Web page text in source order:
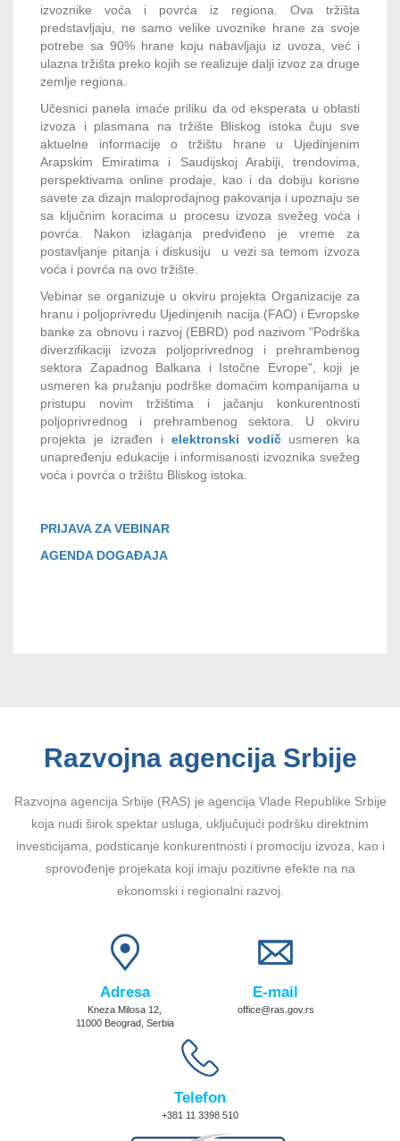
izvoznike voća i povrća iz regiona. Ova tržišta
predstavljaju, ne samo velike uvoznike hrane za svoje
potrebe sa 90% hrane koju nabavljaju iz uvoza, već i
ulazna tržišta preko kojih se realizuje dalji izvoz za druge
zemlje regiona.
Učesnici panela imaće priliku da od eksperata u oblasti
izvoza i plasmana na tržište Bliskog istoka čuju sve
aktuelne informacije o tržištu hrane u Ujedinjenim
Arapskim Emiratima i Saudijskoj Arabiji, trendovima,
perspektivama online prodaje, kao i da dobiju korisne
savete za dizajn maloprodajnog pakovanja i upoznaju se
sa ključnim koracima u procesu izvoza svežeg voća i
povrća. Nakon izlaganja predviđeno je vreme za
postavljanje pitanja i diskusiju u vezi sa temom izvoza
voća i povrća na ovo tržište.
Vebinar se organizuje u okviru projekta Organizacije za
hranu i poljoprivredu Ujedinjenih nacija (FAO) i Evropske
banke za obnovu i razvoj (EBRD) pod nazivom "Podrška
diverzifikaciji izvoza poljoprivrednog i prehrambenog
sektora Zapadnog Balkana i Istočne Evrope", koji je
usmeren ka pružanju podrške domaćim kompanijama u
pristupu novim tržištima i jačanju konkurentnosti
poljoprivrednog i prehrambenog sektora. U okviru
projekta je izrađen i elektronski vodičusmeren ka
unapređenju edukacije i informisanosti izvoznika svežeg
voća i povrća o tržištu Bliskog istoka.
PRIJAVA ZA VEBINAR
AGENDA DOGAĐAJA
Razvojna agencija Srbije
Razvojna agencija Srbije (RAS) je agencija Vlade Republike Srbije
koja nudi širok spektar usluga, uključujući podršku direktnim
investicijama, podsticanje konkurentnosti i promociju izvoza, kao i
sprovođenje projekata koji imaju pozitivne efekte na na
ekonomski i regionalni razvoj.
Adresa
Kneza Milosa 12,
11000 Beograd, Serbia
E-mail
office@ras.gov.rs
Telefon
+381 11 3398 510